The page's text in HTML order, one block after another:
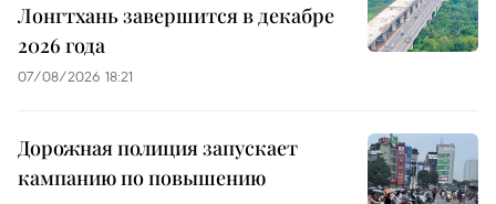
Лонгтхань завершится в декабре
2026 года
07/08/2026 18:21
Дорожная полиция запускает
кампанию по повышению